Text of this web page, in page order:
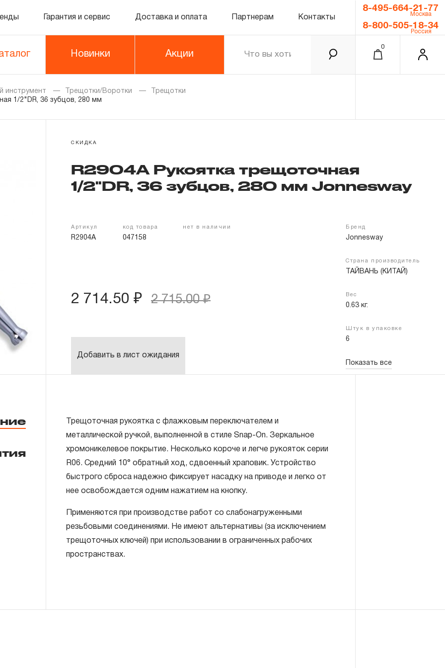
Гарантия и сервис Доставка и оплата Партнерам Контакты
8-495-664-21-77
Москва
8-800-505-18-34
Россия
Новинки Акции
0
Итого 0.00 ₽
Регистрация
инструмент Трещотки/Воротки
Трещотки
1/2"DR, 36 зубцов, 280 мм
СКИДКА
R2904A Рукоятка трещоточная
1/2"DR, 36 зубцов, 280 мм Jonnesway
Артикул
R2904A
код товара
047158
нет в наличии Бренд
Jonnesway
Страна производитель
ТАЙВАНЬ (КИТАЙ)
Вес
0.63 кг.
Штук в упаковке
6
Показать все
2 714.50 ₽ 2 715.00 ₽
Добавить в лист ожидания
Трещоточная рукоятка с флажковым переключателем и
металлической ручкой, выполненной в стиле Snap-On. Зеркальное
хромоникелевое покрытие. Несколько короче и легче рукояток серии
R06. Средний 10° обратный ход, сдвоенный храповик. Устройство
быстрого сброса надежно фиксирует насадку на приводе и легко от
нее освобождается одним нажатием на кнопку.
Применяются при производстве работ со слабонагруженными
резьбовыми соединениями. Не имеют альтернативы (за исключением
трещоточных ключей) при использовании в ограниченных рабочих
пространствах.
ГАРАНТИЙНЫЕ ОБЯЗАТЕЛЬСТВА.